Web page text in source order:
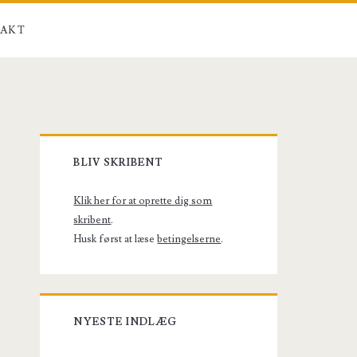
Primary
Sidebar
BLIV SKRIBENT
Klik her for at oprette dig som
skribent.
Husk først at læsebetingelserne.
NYESTE INDLÆG